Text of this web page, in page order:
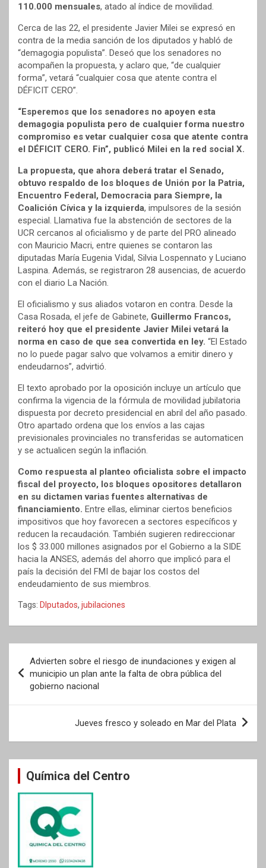
110.000 mensuales, atado al índice de movilidad.
Cerca de las 22, el presidente Javier Milei se expresó en
contra de la media sanción de los diputados y habló de
“demagogia populista”. Deseó que los senadores no
acompañen la propuesta, y aclaro que, “de cualquier
forma”, vetará “cualquier cosa que atente contra el
DÉFICIT CERO”.
“Esperemos que los senadores no apoyen esta
demagogia populista pero de cualquier forma nuestro
compromiso es vetar cualquier cosa que atente contra
el DÉFICIT CERO. Fin”, publicó Milei en la red social X.
La propuesta, que ahora deberá tratar el Senado,
obtuvo respaldo de los bloques de Unión por la Patria,
Encuentro Federal, Democracia para Siempre, la
Coalición Cívica y la izquierda, impulsores de la sesión
especial. Llamativa fue la abstención de sectores de la
UCR cercanos al oficialismo y de parte del PRO alineado
con Mauricio Macri, entre quienes se contaron las
diputadas María Eugenia Vidal, Silvia Lospennato y Luciano
Laspina. Además, se registraron 28 ausencias, de acuerdo
con el diario La Nación.
El oficialismo y sus aliados votaron en contra. Desde la
Casa Rosada, el jefe de Gabinete, Guillermo Francos,
reiteró hoy que el presidente Javier Milei vetará la
norma en caso de que sea convertida en ley. “El Estado
no lo puede pagar salvo que volvamos a emitir dinero y
endeudarnos”, advirtió.
El texto aprobado por la oposición incluye un artículo que
confirma la vigencia de la fórmula de movilidad jubilatoria
dispuesta por decreto presidencial en abril del año pasado.
Otro apartado ordena que los envíos a las cajas
previsionales provinciales no transferidas se automaticen
y se actualicen según la inflación.
Como respuesta al planteo oficialista sobre el impacto
fiscal del proyecto, los bloques opositores detallaron
en su dictamen varias fuentes alternativas de
financiamiento. Entre ellas, eliminar ciertos beneficios
impositivos que hoy favorecen a sectores específicos y
reducen la recaudación. También sugieren redireccionar
los $ 33.000 millones asignados por el Gobierno a la SIDE
hacia la ANSES, además del ahorro que implicó para el
país la decisión del FMI de bajar los costos del
endeudamiento de sus miembros.
Tags: DIputados, jubilaciones
de
entradas
Advierten sobre el riesgo de inundaciones y exigen al
municipio un plan ante la falta de obra pública del
gobierno nacional
Jueves fresco y soleado en Mar del Plata
Química del Centro